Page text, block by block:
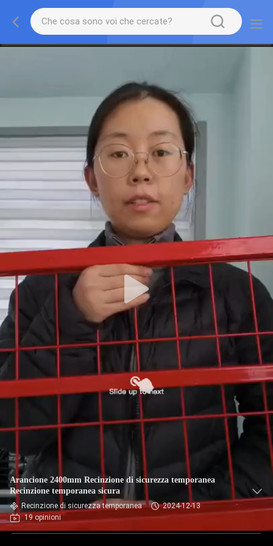
Arancione 2400mm Recinzione di sicurezza temporanea
Recinzione temporanea sicura
Recinzione di sicurezza temporanea
2024-12-13
19 opinioni